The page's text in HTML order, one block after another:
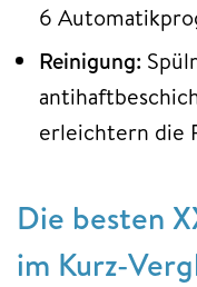
6
Reinigung:
erleichtern die
Die besten
im Kurz-